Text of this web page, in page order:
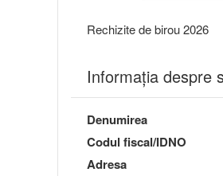
Rechizite de birou 2026
Informaţia despre
Denumirea
Codul fiscal/IDNO
Adresa